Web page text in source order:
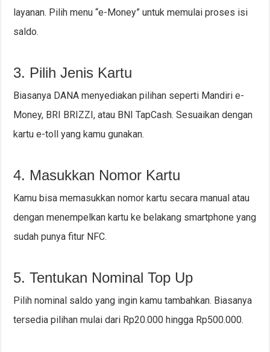
layanan. Pilih menu “e-Money” untuk memulai proses isi
saldo.
3. Pilih Jenis Kartu
Biasanya DANA menyediakan pilihan seperti Mandiri e-
Money, BRI BRIZZI, atau BNI TapCash. Sesuaikan dengan
kartu e-toll yang kamu gunakan.
4. Masukkan Nomor Kartu
Kamu bisa memasukkan nomor kartu secara manual atau
dengan menempelkan kartu ke belakang smartphone yang
sudah punya fitur NFC.
5. Tentukan Nominal Top Up
Pilih nominal saldo yang ingin kamu tambahkan. Biasanya
tersedia pilihan mulai dari Rp20.000 hingga Rp500.000.